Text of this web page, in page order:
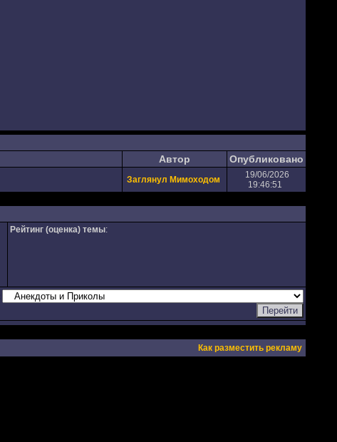
Автор Опубликовано
Заглянул Мимоходом
19/06/2026
19:46:51
Рейтинг (оценка) темы:
Как разместить рекламу